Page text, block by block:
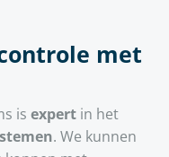
met
isexpert in het
. We kunnen